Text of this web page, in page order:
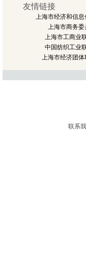
友情链接
上海市经济和信息
上海市商务委
上海市工商业
中国纺织工业
上海市经济团体
联系